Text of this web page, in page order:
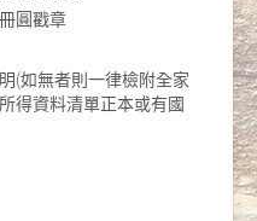
圓戳章
(如無者則一律檢附全家
得資料清單正本或有國